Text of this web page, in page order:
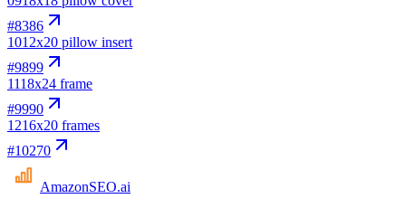
#8386
1012x20 pillow insert
#9899
1118x24 frame
#9990
1216x20 frames
#10270
AmazonSEO.ai